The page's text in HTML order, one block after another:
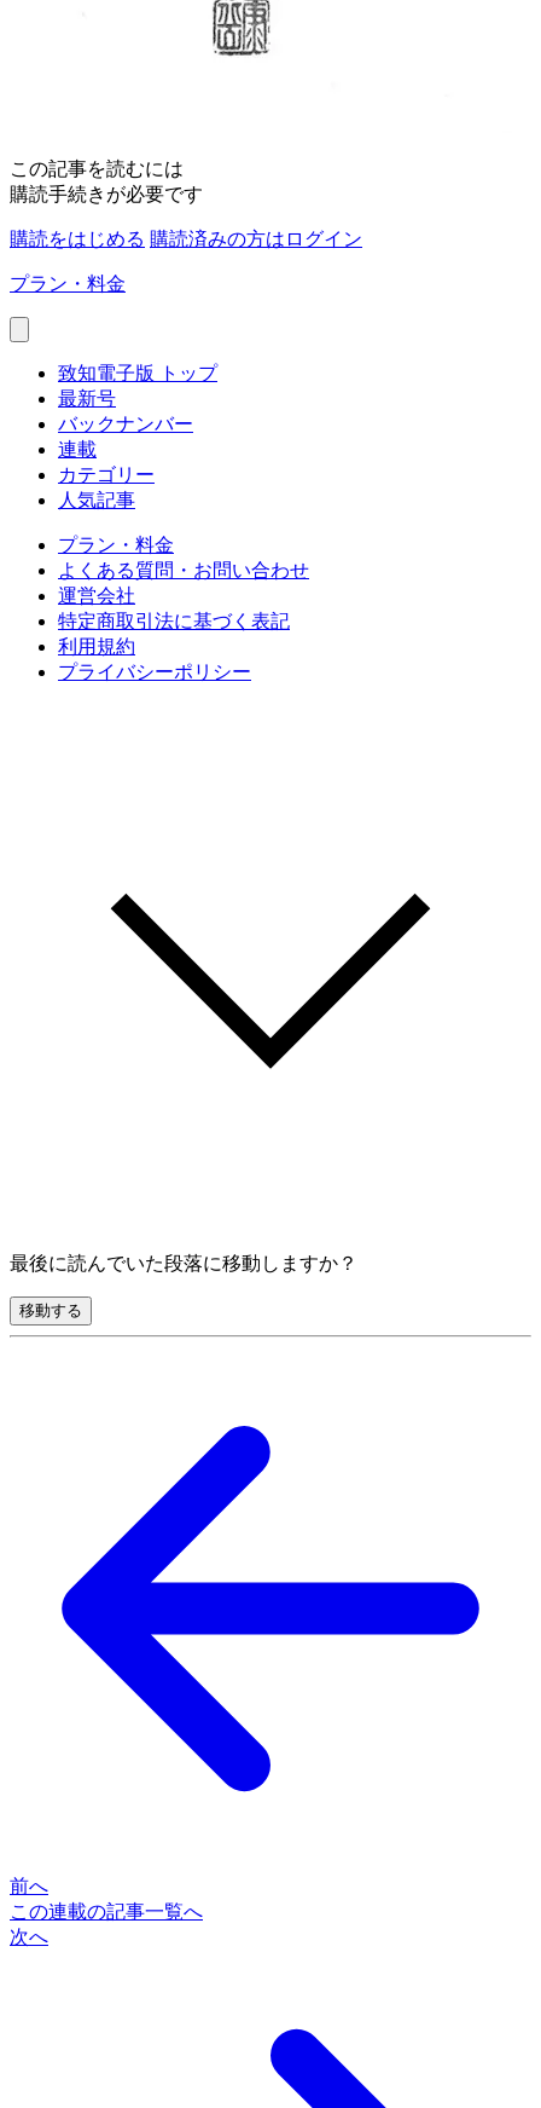
この記事を読むには
購読手続きが必要です
購読をはじめる 購読済みの方はログイン
プラン・料金
致知電子版 トップ
最新号
バックナンバー
連載
カテゴリー
人気記事
プラン・料金
よくある質問・お問い合わせ
運営会社
特定商取引法に基づく表記
利用規約
プライバシーポリシー
最後に読んでいた段落に移動しますか？
移動する
前へ
この連載の記事一覧へ
次へ